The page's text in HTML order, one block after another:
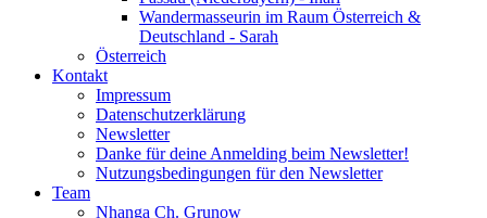
Wandermasseurin im Raum Österreich &
Deutschland - Sarah
Österreich
Kontakt
Impressum
Datenschutzerklärung
Newsletter
Danke für deine Anmelding beim Newsletter!
Nutzungsbedingungen für den Newsletter
Team
Nhanga Ch. Grunow